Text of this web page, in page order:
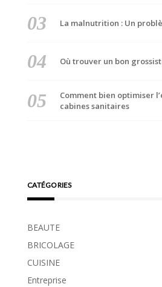
La malnutrition : Un
Où trouver un bon
Comment bien optimiser
cabines sanitaires
CATÉGORIES
BEAUTE
BRICOLAGE
CUISINE
Entreprise